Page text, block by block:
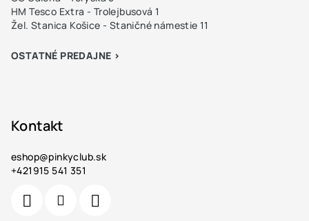
HM Tesco Extra - Trolejbusová 1
Žel. Stanica Košice - Staničné námestie 11
OSTATNÉ PREDAJNE >
Kontakt
eshop@pinkyclub.sk
+421915 541 351